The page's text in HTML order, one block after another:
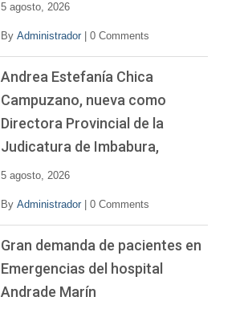
5 agosto, 2026
By Administrador 0 Comments
Andrea Estefanía Chica
Campuzano, nueva como
Directora Provincial de la
Judicatura de Imbabura,
5 agosto, 2026
By Administrador 0 Comments
Gran demanda de pacientes en
Emergencias del hospital
Andrade Marín